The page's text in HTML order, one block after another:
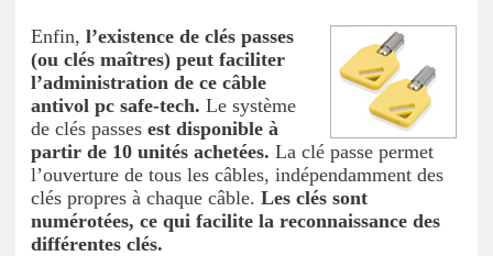
Enfin, l’existence de clés passes
(ou clés maîtres) peut faciliter
l’administration de ce câble
antivol pc safe-tech. Le système
de clés passes est disponible à
partir de 10 unités achetées. La clé passe permet
l’ouverture de tous les câbles, indépendamment des
clés propres à chaque câble. Les clés sont
numérotées, ce qui facilite la reconnaissance des
différentes clés.